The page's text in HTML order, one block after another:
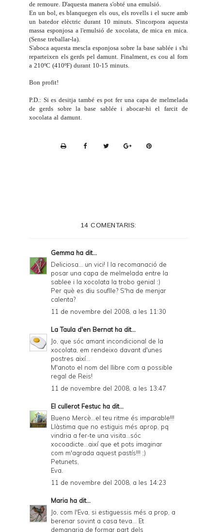
de remoure. D'aquesta manera s'obté una emulsió.
En un bol, es blanquegen els ous, els rovells i el sucre amb
un batedor elèctric durant 10 minuts. S'incorpora aquesta
massa esponjosa a l'emulsió de xocolata, de mica en mica.
(Sense treballar-la).
S'aboca aquesta mescla esponjosa sobre la base sablée i s'hi
reparteixen els gerds pel damunt. Finalment, es cou al forn
a 210ºC (410ºF) durant 10-15 minuts.
Bon profit!
P.D.: Si es desitja també es pot fer una capa de melmelada
de gerds sobre la base sablée i abocar-hi el farcit de
xocolata al damunt.
i
e
l
y
a
n
d
P
D
F
14 COMENTARIS:
Gemma ha dit...
Deliciosa... un vici! I la recomanació de
posar una capa de melmelada entre la
sablee i la xocolata la trobo genial :)
Per què es diu souflle? S'ha de menjar
calenta?
11 de novembre del 2008, a les 11:30
La Taula d'en Bernatha dit...
Jo, que sóc amant incondicional de la
xocolata, em rendeixo davant d'unes
postres així...
M'anoto el nom del llibre com a possible
regal de Reis!
11 de novembre del 2008, a les 13:47
El cullerot Festuc ha dit...
Bueno Mercè...el teu ritme és imparable!!!
Llàstima que no estiguis més aprop, pq
vindria a fer-te una visita...sóc
xocoadicte...així que et pots imaginar
com m'agrada aquest pastís!!! ;)
Petunets,
Eva.
11 de novembre del 2008, a les 14:23
Maria ha dit...
Jo, com l'Eva, si estiguessis més a prop, a
berenar sovint a casa teva... Et
demanaria de formar part dels